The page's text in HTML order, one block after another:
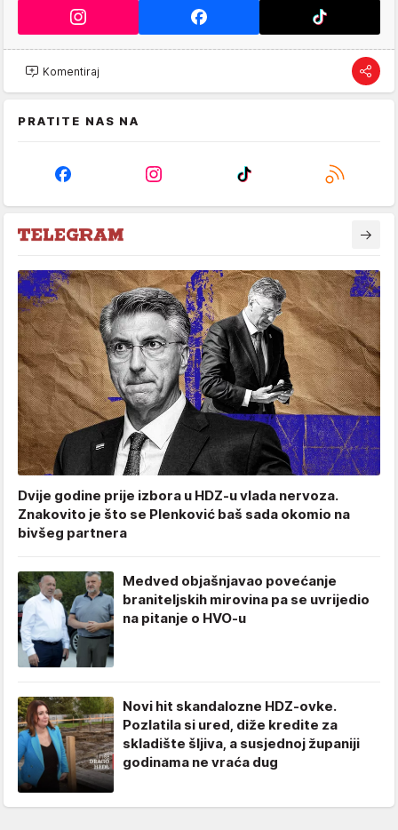
Komentiraj
PRATITE NAS NA
Dvije godine prije izbora u HDZ-u vlada nervoza.
Znakovito je što se Plenković baš sada okomio na
bivšeg partnera
Medved objašnjavao povećanje
braniteljskih mirovina pa se uvrijedio
na pitanje o HVO-u
Novi hit skandalozne HDZ-ovke.
Pozlatila si ured, diže kredite za
skladište šljiva, a susjednoj županiji
godinama ne vraća dug